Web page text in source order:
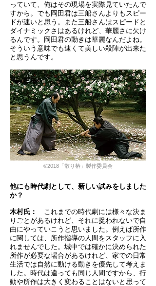
っていて、俺はその現場を実際見ていたんで
すから。でも岡田君は三船さんよりもスピー
ドが速いと思う。また三船さんはスピードと
ダイナミックさはあるけれど、華麗さに欠け
るんです。岡田君の動きは華麗なんだよね。
そういう意味でも速くて美しい殺陣が出来た
と思うんです。
©2018「散り椿」製作委員会
他にも時代劇として、新しい試みをしました
か？
木村氏：
これまでの時代劇には様々な決ま
りごとがあるけれど、それに捉われないで自
由にやっていこうと思いました。例えば所作
に関しては、所作指導の人間をスタッフに入
れませんでした。城中では確かに決められた
所作が必要な場合があるけれど、家での日常
生活では自然に動ける動きを優先して考えま
した。時代は違っても同じ人間ですから、行
動や所作は大きく変わることはないと思って